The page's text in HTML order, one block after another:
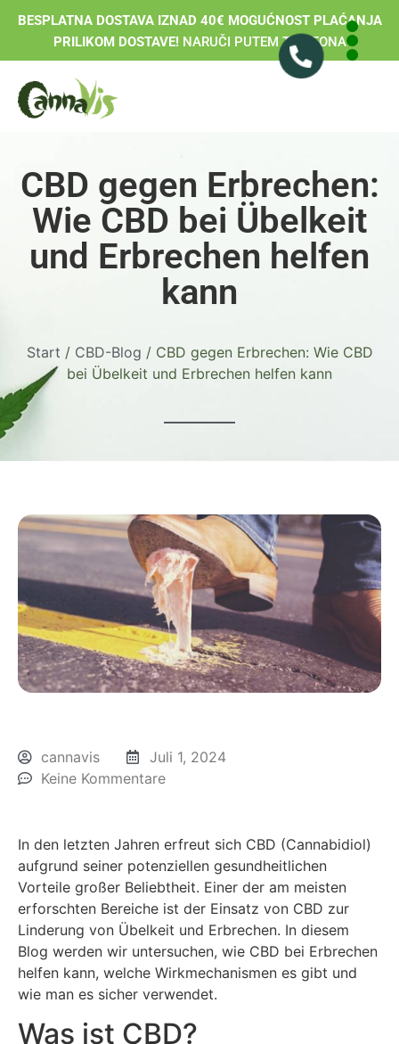
BESPLATNA DOSTAVA IZNAD 40€ MOGUĆNOST PLAĆANJA
PRILIKOM DOSTAVE!NARUČI PUTEM TELEFONA
CBD gegen Erbrechen:
Wie CBD bei Übelkeit
und Erbrechen helfen
kann
Start / CBD-Blog / CBD gegen Erbrechen: Wie CBD
bei Übelkeit und Erbrechen helfen kann
cannavis
Juli 1, 2024
Keine Kommentare
In den letzten Jahren erfreut sich CBD (Cannabidiol)
aufgrund seiner potenziellen gesundheitlichen
Vorteile großer Beliebtheit. Einer der am meisten
erforschten Bereiche ist der Einsatz von CBD zur
Linderung von Übelkeit und Erbrechen. In diesem
Blog werden wir untersuchen, wie CBD bei Erbrechen
helfen kann, welche Wirkmechanismen es gibt und
wie man es sicher verwendet.
Was ist CBD?